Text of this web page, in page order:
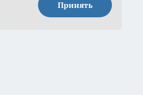
Принять